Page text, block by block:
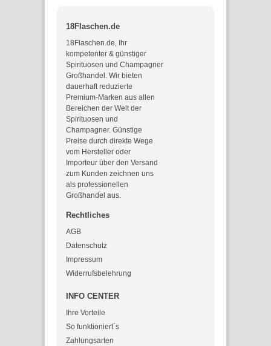
18Flaschen.de
18Flaschen.de, Ihr
kompetenter & günstiger
Spirituosen und Champagner
Großhandel. Wir bieten
dauerhaft reduzierte
Premium-Marken aus allen
Bereichen der Welt der
Spirituosen und
Champagner. Günstige
Preise durch direkte Wege
vom Hersteller oder
Importeur über den Versand
zum Kunden zeichnen uns
als professionellen
Großhandel aus.
Rechtliches
AGB
Datenschutz
Impressum
Widerrufsbelehrung
INFO CENTER
Ihre Vorteile
So funktioniert´s
Zahlungsarten